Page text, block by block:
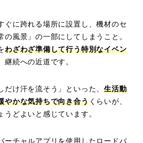
ぐに跨れる場所に設置し、機材のセ
の風景」の一部にしてしまうこと。
わざわざ準備して行う特別なイベン
継続への近道です。
だけ汗を流そう」といった、生活動
やかな気持ちで向き合うくらいが、
うどよいと感じています。
ーチャルアプリを使用したロードバ